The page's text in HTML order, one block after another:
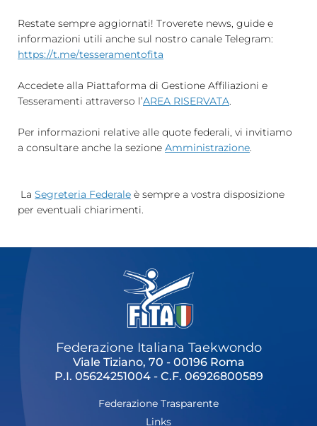
Photogallery
Cookie policy
Cerca
Dove siamo
Federazione Trasparente
Fita HUB
Restate sempre aggiornati! Troverete news, guide e
informazioni utili anche sul nostro canale Telegram:
https://t.me/tesseramentofita
Accedete alla Piattaforma di Gestione Affiliazioni e
Tesseramenti attraverso l’AREA RISERVATA.
Per informazioni relative alle quote federali, vi invitiamo
a consultare anche la sezione Amministrazione.
La Segreteria Federale è sempre a vostra disposizione
per eventuali chiarimenti.
Federazione Italiana Taekwondo
Viale Tiziano, 70 - 00196 Roma
P.I. 05624251004 - C.F. 06926800589
Federazione Trasparente
Links